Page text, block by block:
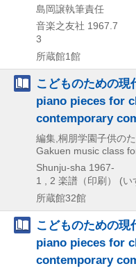
島岡譲執筆責任
音楽之友社 1967.7
3
所蔵館1館
こどものための
piano pieces for
contemporary
編集,桐朋学園子供の
Gakuen music class
Shunju-sha 1967-
1 , 2 楽譜（印刷） (い
所蔵館32館
こどものための
piano pieces for
contemporary